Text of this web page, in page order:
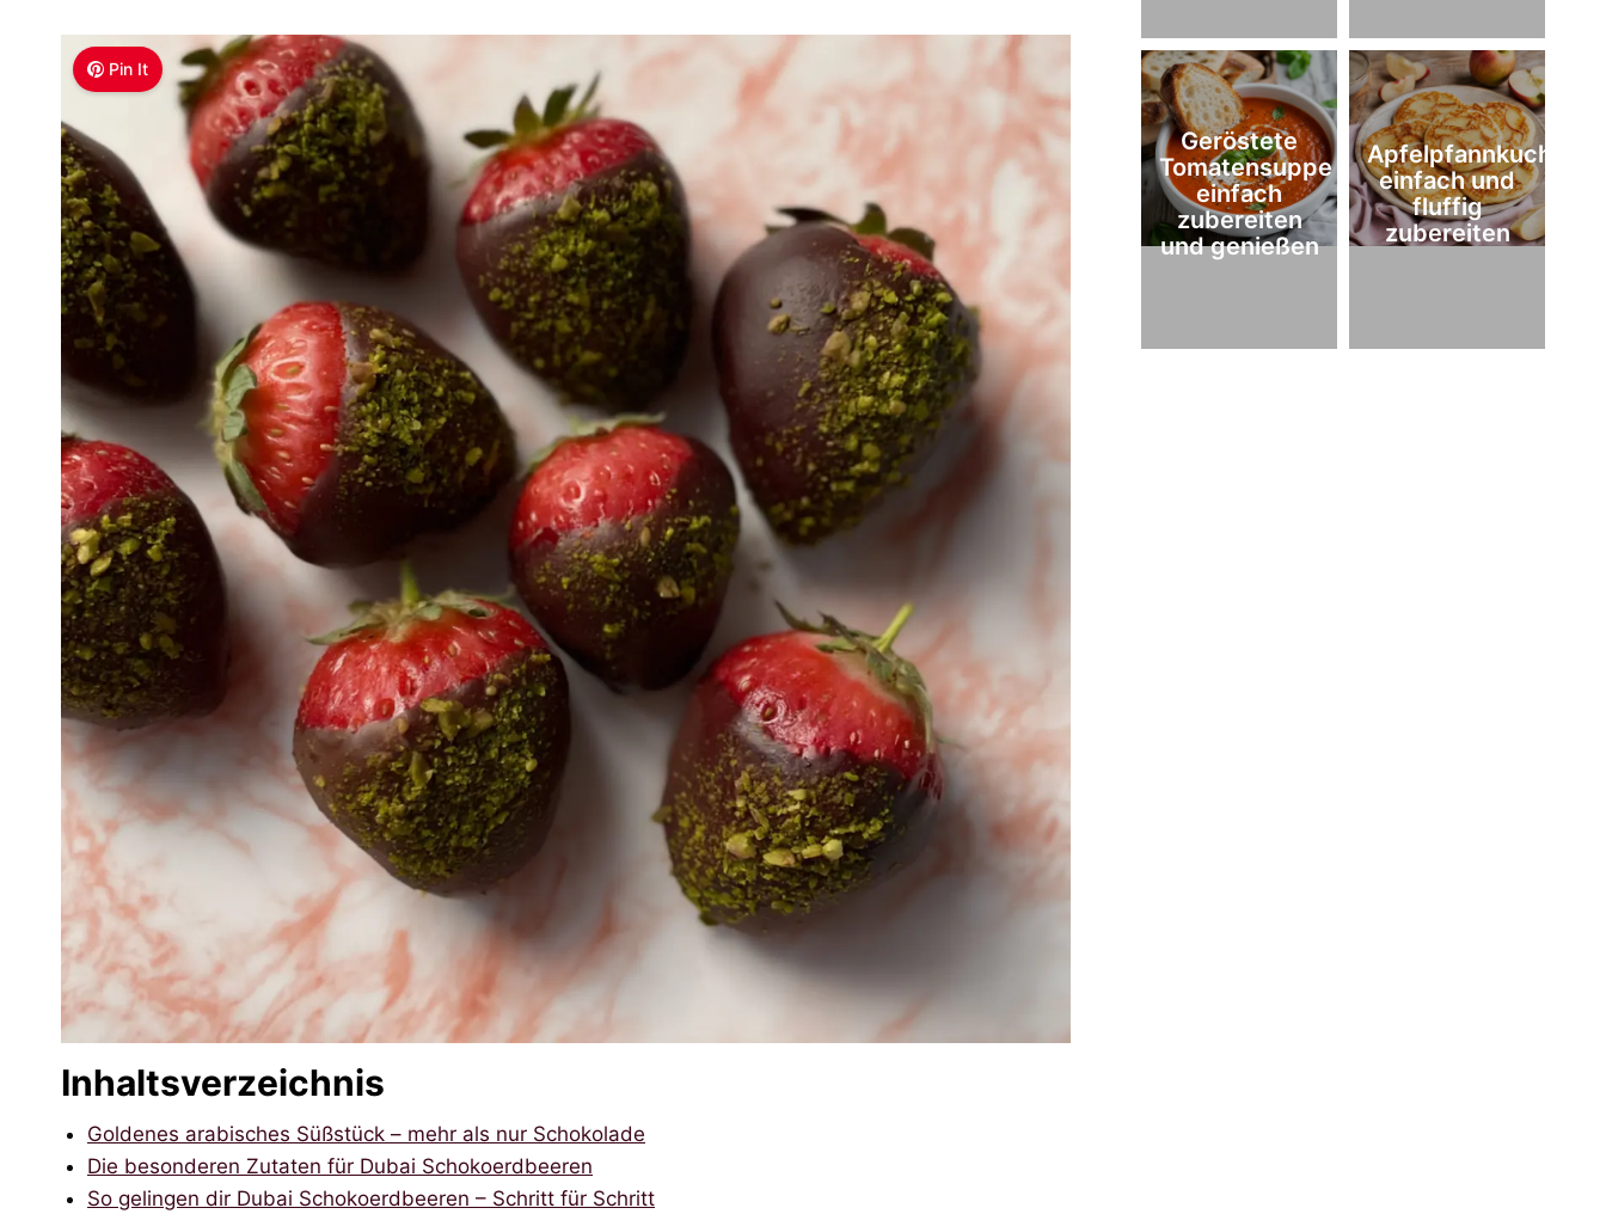
Pin It
Inhaltsverzeichnis
Goldenes arabisches Süßstück – mehr als nur Schokolade
Die besonderen Zutaten für Dubai Schokoerdbeeren
So gelingen dir Dubai Schokoerdbeeren – Schritt für Schritt
Geröstete
Tomatensuppe
einfach
zubereiten
und genießen
Apfelpfannkuchen
einfach und
fluffig
zubereiten